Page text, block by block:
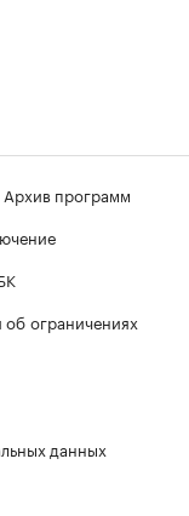
Архив программ
ограничениях
данных